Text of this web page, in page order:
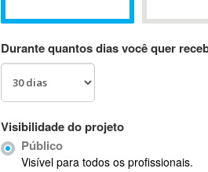
Ab Initio
ABIS
AbleCommerce
Durante quantos dias você quer
Visibilidade do projeto
Público
Visível para todos os profissionais.